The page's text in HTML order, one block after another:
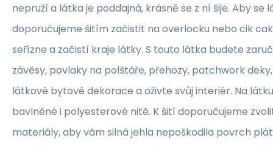
nepruží a látka je poddajná, krásně se z ní šije. Aby se
doporučujeme šitím začistit na overlocku nebo cik
seřízne a začistí kraje látky. S touto látka budete
závěsy, povlaky na polštáře, přehozy, patchwork
látkové bytové dekorace a oživte svůj interiér. Na
bavlněné i polyesterové nitě. K šití doporučujeme
materiály, aby vám silná jehla nepoškodila povrch